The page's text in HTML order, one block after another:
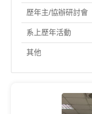
歷年主/協辦研討會
系上歷年活動
其他